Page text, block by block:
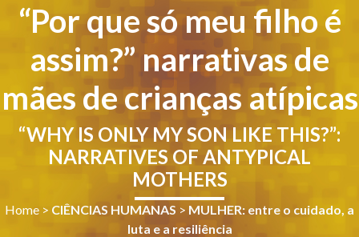
“Por que só meu filho é
assim?” narrativas de
mães de crianças atípicas
“WHY IS ONLY MY SON LIKE THIS?”:
NARRATIVES OF ANTYPICAL
MOTHERS
Home > CIÊNCIAS HUMANAS > MULHER: entre o cuidado, a
luta e a resiliência